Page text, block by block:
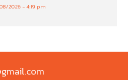
2026 4:19 pm